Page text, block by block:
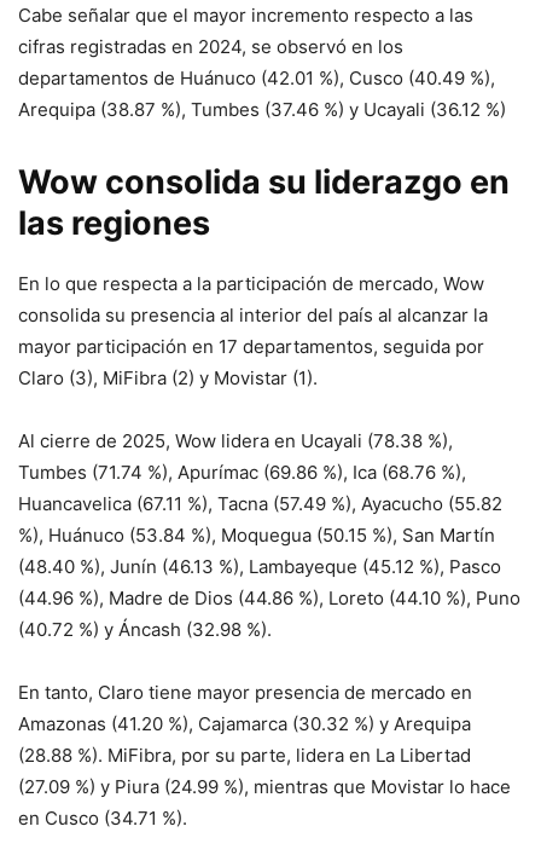
Cabe señalar que el mayor incremento respecto a las
cifras registradas en 2024, se observó en los
departamentos de Huánuco (42.01 %), Cusco (40.49 %),
Arequipa (38.87 %), Tumbes (37.46 %) y Ucayali (36.12 %)
Wow consolida su liderazgo en
las regiones
En lo que respecta a la participación de mercado, Wow
consolida su presencia al interior del país al alcanzar la
mayor participación en 17 departamentos, seguida por
Claro (3), MiFibra (2) y Movistar (1).
Al cierre de 2025, Wow lidera en Ucayali (78.38 %),
Tumbes (71.74 %), Apurímac (69.86 %), Ica (68.76 %),
Huancavelica (67.11 %), Tacna (57.49 %), Ayacucho (55.82
%), Huánuco (53.84 %), Moquegua (50.15 %), San Martín
(48.40 %), Junín (46.13 %), Lambayeque (45.12 %), Pasco
(44.96 %), Madre de Dios (44.86 %), Loreto (44.10 %), Puno
(40.72 %) y Áncash (32.98 %).
En tanto, Claro tiene mayor presencia de mercado en
Amazonas (41.20 %), Cajamarca (30.32 %) y Arequipa
(28.88 %). MiFibra, por su parte, lidera en La Libertad
(27.09 %) y Piura (24.99 %), mientras que Movistar lo hace
en Cusco (34.71 %).